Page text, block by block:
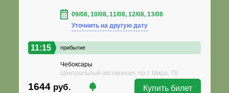
09/08, 10/08, 11/08, 12/08, 13/08
Уточнить на другую дату
11:15 прибытие
Чебоксары
Центральный автовокзал, пр-т Мира, 78
1644 руб. Купить билет